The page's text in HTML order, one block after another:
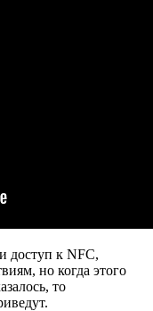
доступ к NFC,
но когда этого
то